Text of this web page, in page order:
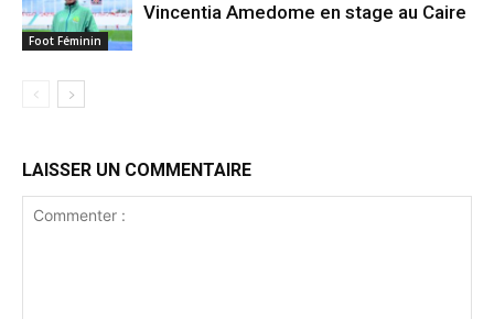
Foot Féminin
Vincentia Amedome en stage au Caire
LAISSER UN COMMENTAIRE